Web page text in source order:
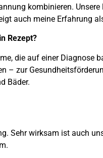
kombinieren. Unsere
auch meine Erfahrung
Rezept?
die auf einer Diagnose
– zur
Bäder.
Sehr wirksam ist auch